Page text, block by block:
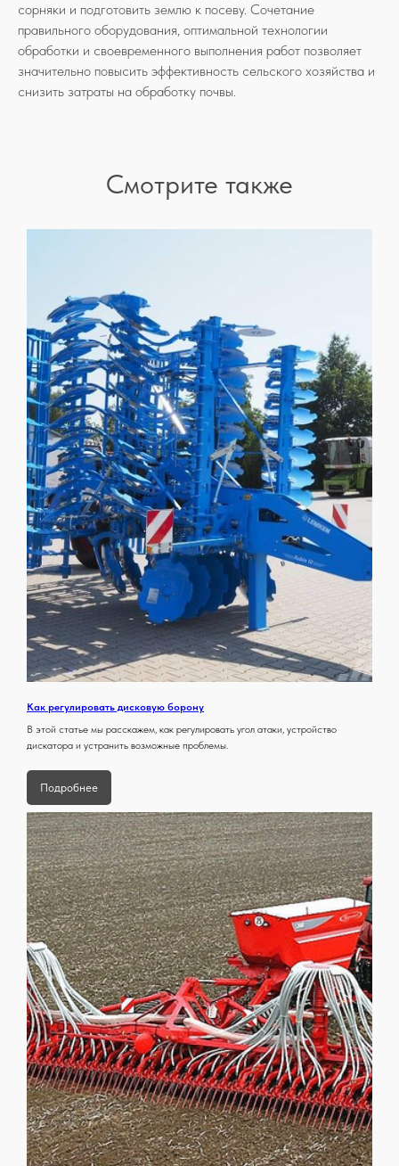
сорняки и подготовить землю к посеву. Сочетание
правильного оборудования, оптимальной технологии
обработки и своевременного выполнения работ позволяет
значительно повысить эффективность сельского хозяйства и
снизить затраты на обработку почвы.
Смотрите также
Как регулировать дисковую борону
В этой статье мы расскажем, как регулировать угол атаки, устройство
дискатора и устранить возможные проблемы.
Подробнее
info@westagro.ru
WHATSAPP TELEGRAM
+7
Я согласен с политикой
INSTAGRAM TIKTOK
VKONTAKTE